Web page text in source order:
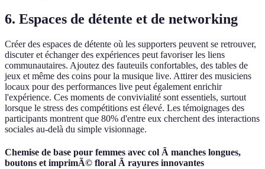
6. Espaces de détente et de networking
Créer des espaces de détente où les supporters peuvent se retrouver,
discuter et échanger des expériences peut favoriser les liens
communautaires. Ajoutez des fauteuils confortables, des tables de
jeux et même des coins pour la musique live. Attirer des musiciens
locaux pour des performances live peut également enrichir
l'expérience. Ces moments de convivialité sont essentiels, surtout
lorsque le stress des compétitions est élevé. Les témoignages des
participants montrent que 80% d'entre eux cherchent des interactions
sociales au-delà du simple visionnage.
Chemise de base pour femmes avec col Ã manches longues,
boutons et imprimÃ© floral Ã rayures innovantes